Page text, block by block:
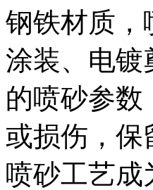
钢铁材质，
涂装、电镀
的喷砂参
或损伤，保
喷砂工艺成